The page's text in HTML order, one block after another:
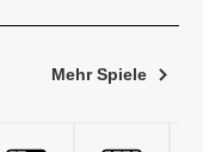
Mehr Spiele